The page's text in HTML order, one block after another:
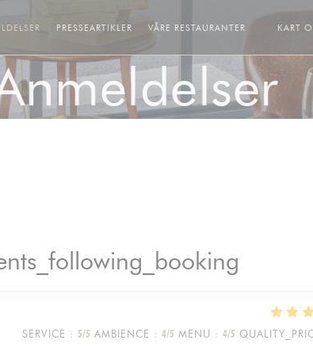
PRESSEARTIKLER VÅRE RESTAURANTER KART
SERVICE : 5/5 AMBIENCE : 4/5 MENU : 4/5